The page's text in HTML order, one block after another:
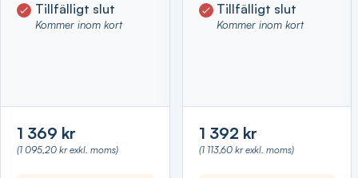
Tillfälligt slut
Kommer inom kort
1 369 kr
(1 095,20 kr exkl. moms)
Tillfälligt slut
Kommer inom kort
1 392 kr
(1 113,60 kr exkl. moms)